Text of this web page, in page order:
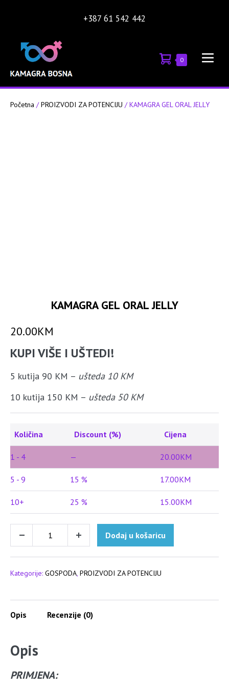
+387 61 542 442
Shopping
0Items
Početna /PROIZVODI ZA POTENCIJU / KAMAGRA GEL ORAL JELLY
KAMAGRA GEL ORAL JELLY
20.00KM
KUPI VIŠE I UŠTEDI!
5 kutija 90 KM – ušteda 10 KM
10 kutija 150 KM – ušteda 50 KM
Količina Discount (%) Cijena
1 - 4 — 20.00KM
5 - 9 15 % 17.00KM
10+ 25 % 15.00KM
Decrease
quantity
GEL
ORAL
JELLY
Increase
quantity
Dodaj u košaricu
Kategorije: GOSPODA, PROIZVODI ZA POTENCIJU
Opis Recenzije (0)
Opis
PRIMJENA: